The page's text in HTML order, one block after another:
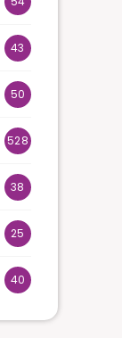
43
50
528
38
25
40